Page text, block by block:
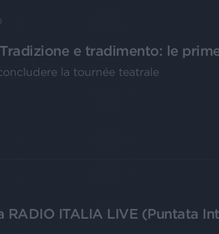
e tradimento: le
la tournée teatrale
RADIO ITALIA LIVE (Puntata